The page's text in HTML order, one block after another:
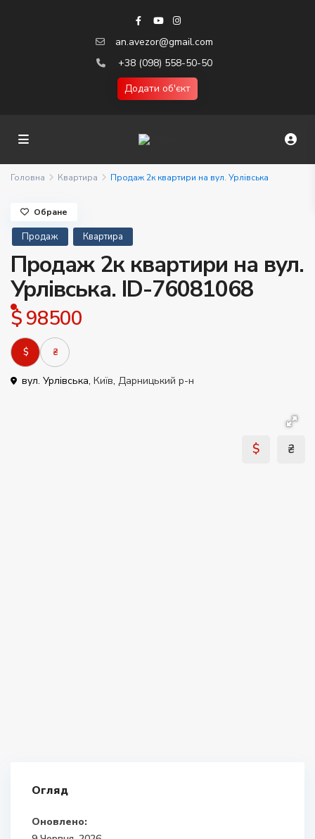
an.avezor@gmail.com
+38 (098) 558-50-50
Додати об'єкт
Головна Квартира Продаж 2к квартири на вул. Урлівська
Продаж Квартира
Продаж 2к квартири на вул.
Урлівська. ID-76081068
$ 98500
$ ₴
вул. Урлівська, Київ, Дарницький р-н
Обране
Огляд
Оновлено:
$ ₴